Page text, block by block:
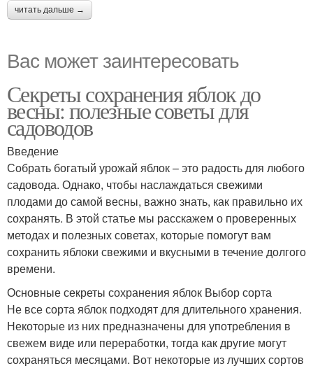
читать дальше →
Вас может заинтересовать
Секреты сохранения яблок до
весны: полезные советы для
садоводов
Введение
Собрать богатый урожай яблок – это радость для любого
садовода. Однако, чтобы наслаждаться свежими
плодами до самой весны, важно знать, как правильно их
сохранять. В этой статье мы расскажем о проверенных
методах и полезных советах, которые помогут вам
сохранить яблоки свежими и вкусными в течение долгого
времени.
Основные секреты сохранения яблок Выбор сорта
Не все сорта яблок подходят для длительного хранения.
Некоторые из них предназначены для употребления в
свежем виде или переработки, тогда как другие могут
сохраняться месяцами. Вот некоторые из лучших сортов